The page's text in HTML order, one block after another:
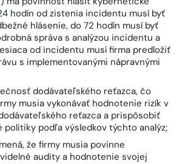
hodín od zistenia incidentu musí byť
hlásenie, do 72 hodín musí byť
správa s analýzou incidentu a
od incidentu musí firma predložiť
s implementovanými nápravnými
dodávateľského reťazca, čo
musia vykonávať hodnotenie rizík v
reťazca a prispôsobiť
politiky podľa výsledkov týchto analýz;
že firmy musia povinne
audity a hodnotenie svojej